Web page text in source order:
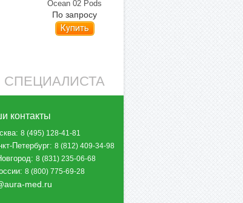
Ocean 02 Pods
По запросу
Купить
контакты
:8 (495) 128-41-81
Петербург:8 (812) 409-34-98
:8 (831) 235-06-68
:8 (800) 775-69-28
med.ru